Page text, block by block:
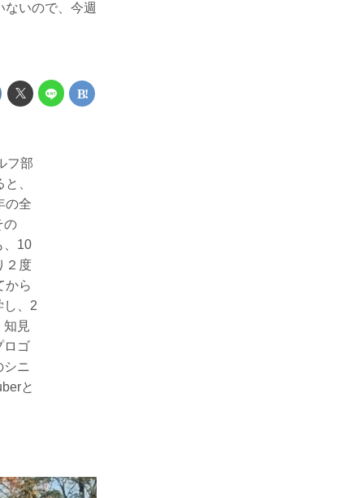
いので、今週
フ部
、
の全
の
、10
２度
から
し、2
知見
ロゴ
シニ
と